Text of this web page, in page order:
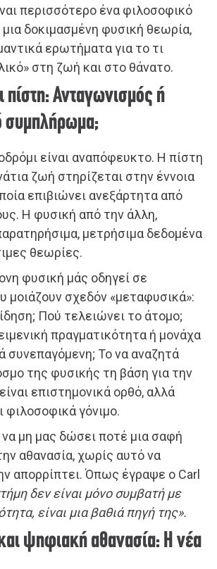
περισσότερο ένα φιλοσοφικό
δοκιμασμένη φυσική θεωρία,
ερωτήματα για το τι
στη ζωή και στο θάνατο.
πίστη: Ανταγωνισμός ή
συμπλήρωμα;
είναι αναπόφευκτο. Η πίστη
ζωή στηρίζεται στην έννοια
επιβιώνει ανεξάρτητα από
Η φυσική από την άλλη,
μετρήσιμα δεδομένα
θεωρίες.
φυσική μάς οδηγεί σε
μοιάζουν σχεδόν «μεταφυσικά»:
Πού τελειώνει το άτομο;
πραγματικότητα ή μονάχα
συνεπαγόμενη; Το να αναζητά
της φυσικής τη βάση για την
επιστημονικά ορθό, αλλά
φιλοσοφικά γόνιμο.
μη μας δώσει ποτέ μια σαφή
αθανασία, χωρίς αυτό να
απορρίπτει. Όπως έγραψε ο Carl
δεν είναι μόνο συμβατή με
είναι μια βαθιά πηγή της».
ψηφιακή αθανασία: Η νέα